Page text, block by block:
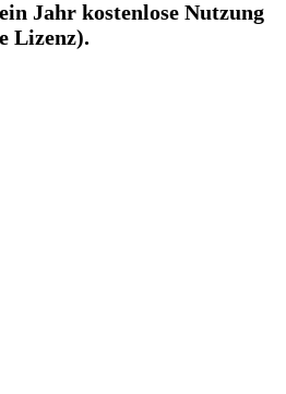
Jahr kostenlose Nutzung
Lizenz).